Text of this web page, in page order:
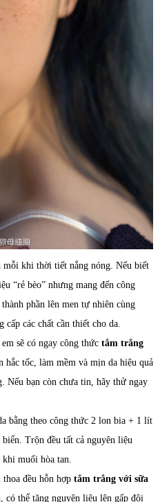
khi thời tiết nắng nóng. Nếu biết
“rẻ bèo” nhưng mang đến công
phần lên men tự nhiên cùng
các chất cần thiết cho da.
sẽ có ngay công thức tắm trắng
hắc tốc, làm mềm và mịn da hiệu quả
Nếu bạn còn chưa tin, hãy thử ngay
bằng theo công thức 2 lon bia + 1 lít
Trộn đều tất cả nguyên liệu
muối hòa tan.
đều hỗn hợp tắm trắng với sữa
có thể tăng nguyên liệu lên gấp đôi